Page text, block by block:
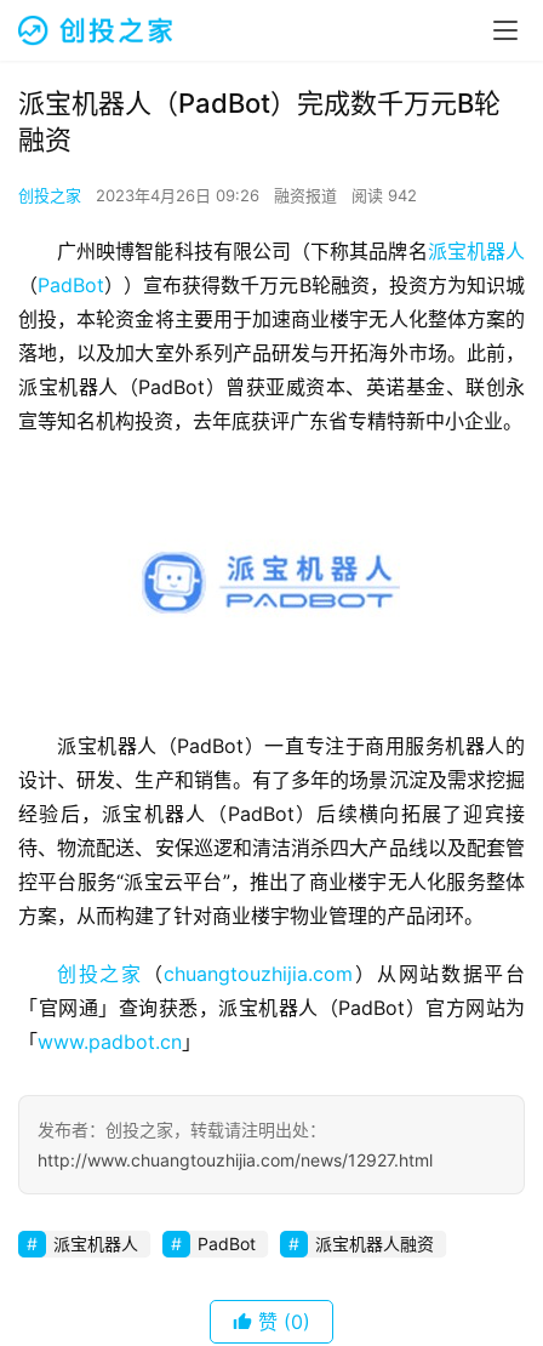
页
融
资
报
道
商
业
观
初
业
投稿
派宝机器人（PadBot）完成数千万元B轮
融资
创投之家 2023年4月26日 09:26 融资报道 阅读 942
广州映博智能科技有限公司（下称其品牌名派宝机器人
（PadBot））宣布获得数千万元B轮融资，投资方为知识城
创投，本轮资金将主要用于加速商业楼宇无人化整体方案的
落地，以及加大室外系列产品研发与开拓海外市场。此前，
派宝机器人（PadBot）曾获亚威资本、英诺基金、联创永
宣等知名机构投资，去年底获评广东省专精特新中小企业。
派宝机器人（PadBot）一直专注于商用服务机器人的
设计、研发、生产和销售。有了多年的场景沉淀及需求挖掘
经验后，派宝机器人（PadBot）后续横向拓展了迎宾接
待、物流配送、安保巡逻和清洁消杀四大产品线以及配套管
控平台服务“派宝云平台”，推出了商业楼宇无人化服务整体
方案，从而构建了针对商业楼宇物业管理的产品闭环。
创投之家 （chuangtouzhijia.com ）从网站数据平台
「官网通」查询获悉，派宝机器人（PadBot）官方网站为
「www.padbot.cn 」
发布者：创投之家，转载请注明出处：
http://www.chuangtouzhijia.com/news/12927.html
派宝机器人 PadBot 派宝机器人融资
赞 (0)